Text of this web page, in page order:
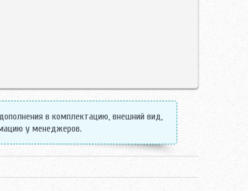
в комплектацию, внешний вид,
у менеджеров.